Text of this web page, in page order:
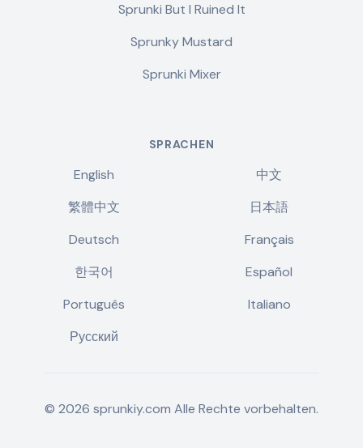
Sprunki But I Ruined It
Sprunky Mustard
Sprunki Mixer
SPRACHEN
English
中文
繁體中文
日本語
Deutsch
Français
한국어
Español
Português
Italiano
Русский
© 2026 sprunkiy.com Alle Rechte vorbehalten.